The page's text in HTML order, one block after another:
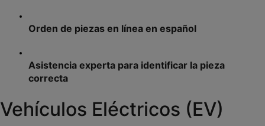
Orden de piezas en línea en español
Asistencia experta para identificar la pieza
correcta
Vehículos Eléctricos (EV)